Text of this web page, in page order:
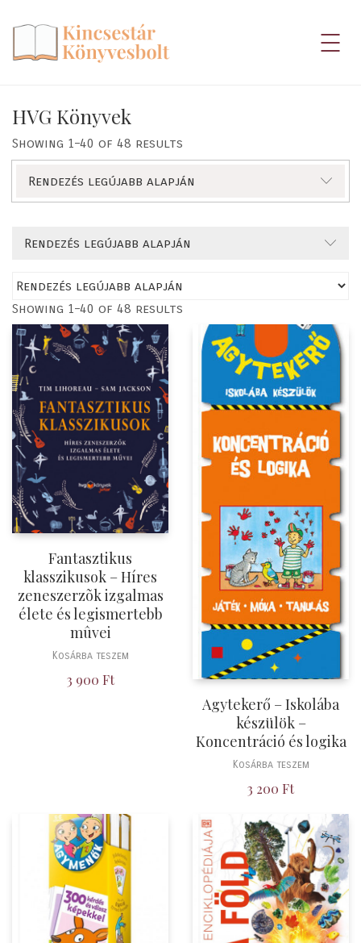
HVG Könyvek
Showing 1–40 of 48 results
Rendezés legújabb alapján
Rendezés legújabb alapján
Showing 1–40 of 48 results
Fantasztikus
klasszikusok – Híres
zeneszerzõk izgalmas
élete és legismertebb
mûvei
Kosárba teszem
3 900 Ft
Agytekerő – Iskolába
készülök –
Koncentráció és logika
Kosárba teszem
3 200 Ft